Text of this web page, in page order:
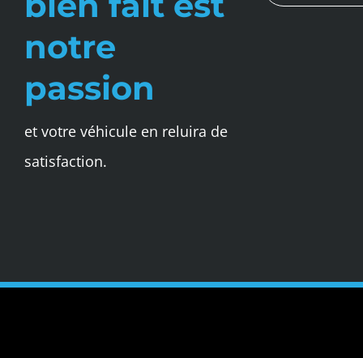
notre
passion
et votre véhicule en reluira de
satisfaction.